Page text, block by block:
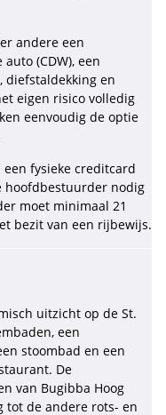
andere een
(CDW), een
diefstaldekking en
eigen risico volledig
eenvoudig de optie
fysieke creditcard
hoofdbestuurder nodig
moet minimaal 21
bezit van een rijbewijs.
uitzicht op de St.
een
stoombad en een
De
van Bugibba Hoog
tot de andere rots- en